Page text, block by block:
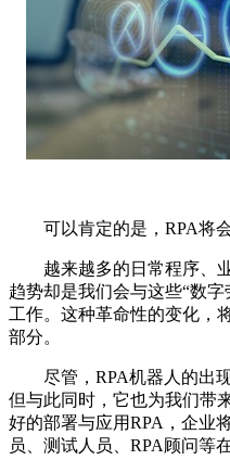
可以肯定的是，RPA将会
越来越多的日常程序、业
趋势却是我们会与这些“数
工作。这种革命性的变化，
部分。
尽管，RPA机器人的出现
但与此同时，它也为我们带
好的部署与应用RPA，企业
员、测试人员、RPA顾问等